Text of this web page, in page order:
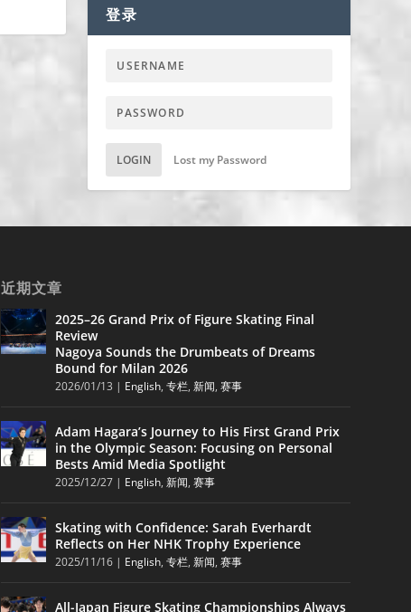
登录
LOGIN Lost my Password
近期文章
2025–26 Grand Prix of Figure Skating Final
Review
Nagoya Sounds the Drumbeats of Dreams
Bound for Milan 2026
2026/01/13 | English, 专栏, 新闻, 赛事
Adam Hagara’s Journey to His First Grand Prix
in the Olympic Season: Focusing on Personal
Bests Amid Media Spotlight
2025/12/27| English, 新闻, 赛事
Skating with Confidence: Sarah Everhardt
Reflects on Her NHK Trophy Experience
2025/11/16| English, 专栏, 新闻, 赛事
All-Japan Figure Skating Championships Always